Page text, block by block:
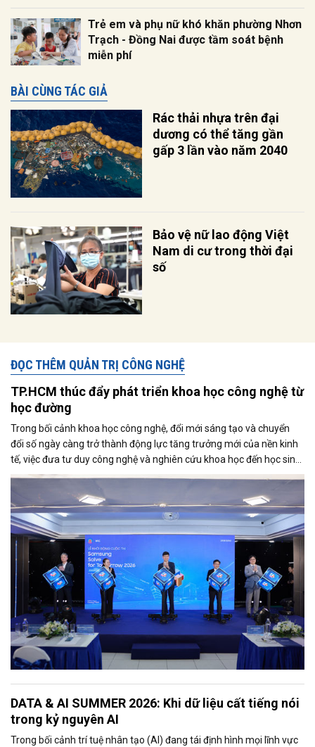
Trẻ em và phụ nữ khó khăn phường Nhơn
Trạch - Đồng Nai được tầm soát bệnh
miễn phí
BÀI CÙNG TÁC GIẢ
Rác thải nhựa trên đại
dương có thể tăng gần
gấp 3 lần vào năm 2040
Bảo vệ nữ lao động Việt
Nam di cư trong thời đại
số
ĐỌC THÊM QUẢN TRỊ CÔNG NGHỆ
TP.HCM thúc đẩy phát triển khoa học công nghệ từ
học đường
Trong bối cảnh khoa học công nghệ, đổi mới sáng tạo và chuyển
đổi số ngày càng trở thành động lực tăng trưởng mới của nền kinh
tế, việc đưa tư duy công nghệ và nghiên cứu khoa học đến học sinh
đang được xem là bước đi quan trọng để hình thành nguồn nhân
lực tương lai. Tại TP.HCM - trung tâm kinh tế, khoa học công nghệ
và đổi mới sáng tạo lớn nhất cả nước, định hướng này đang được
thúc đẩy mạnh mẽ thông qua các mô hình kết nối giữa cơ quan
quản lý, doanh nghiệp và nhà trường.
DATA & AI SUMMER 2026: Khi dữ liệu cất tiếng nói
trong kỷ nguyên AI
Trong bối cảnh trí tuệ nhân tạo (AI) đang tái định hình mọi lĩnh vực